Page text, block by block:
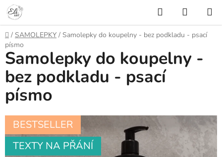
Přejít
na
obsah
Hledat
KOŠÍK
Domů
/ SAMOLEPKY / Samolepky do koupelny - bez podkladu - psací
písmo
Samolepky do koupelny -
bez podkladu - psací
písmo
BESTSELLER
TEXTY NA PŘÁNÍ